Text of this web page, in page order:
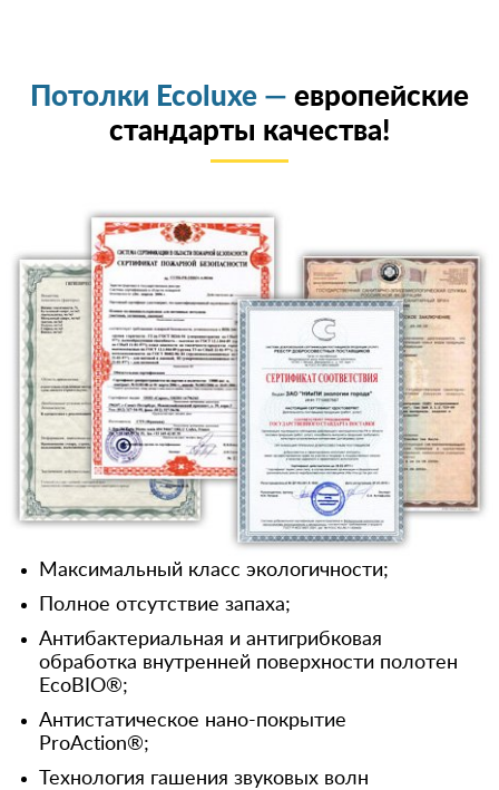
Потолки Ecoluxe — европейские
стандарты качества!
Максимальный класс экологичности;
Полное отсутствие запаха;
Антибактериальная и антигрибковая
обработка внутренней поверхности полотен
EcoBIO®;
Антистатическое нано-покрытие
ProAction®;
Технология гашения звуковых волн